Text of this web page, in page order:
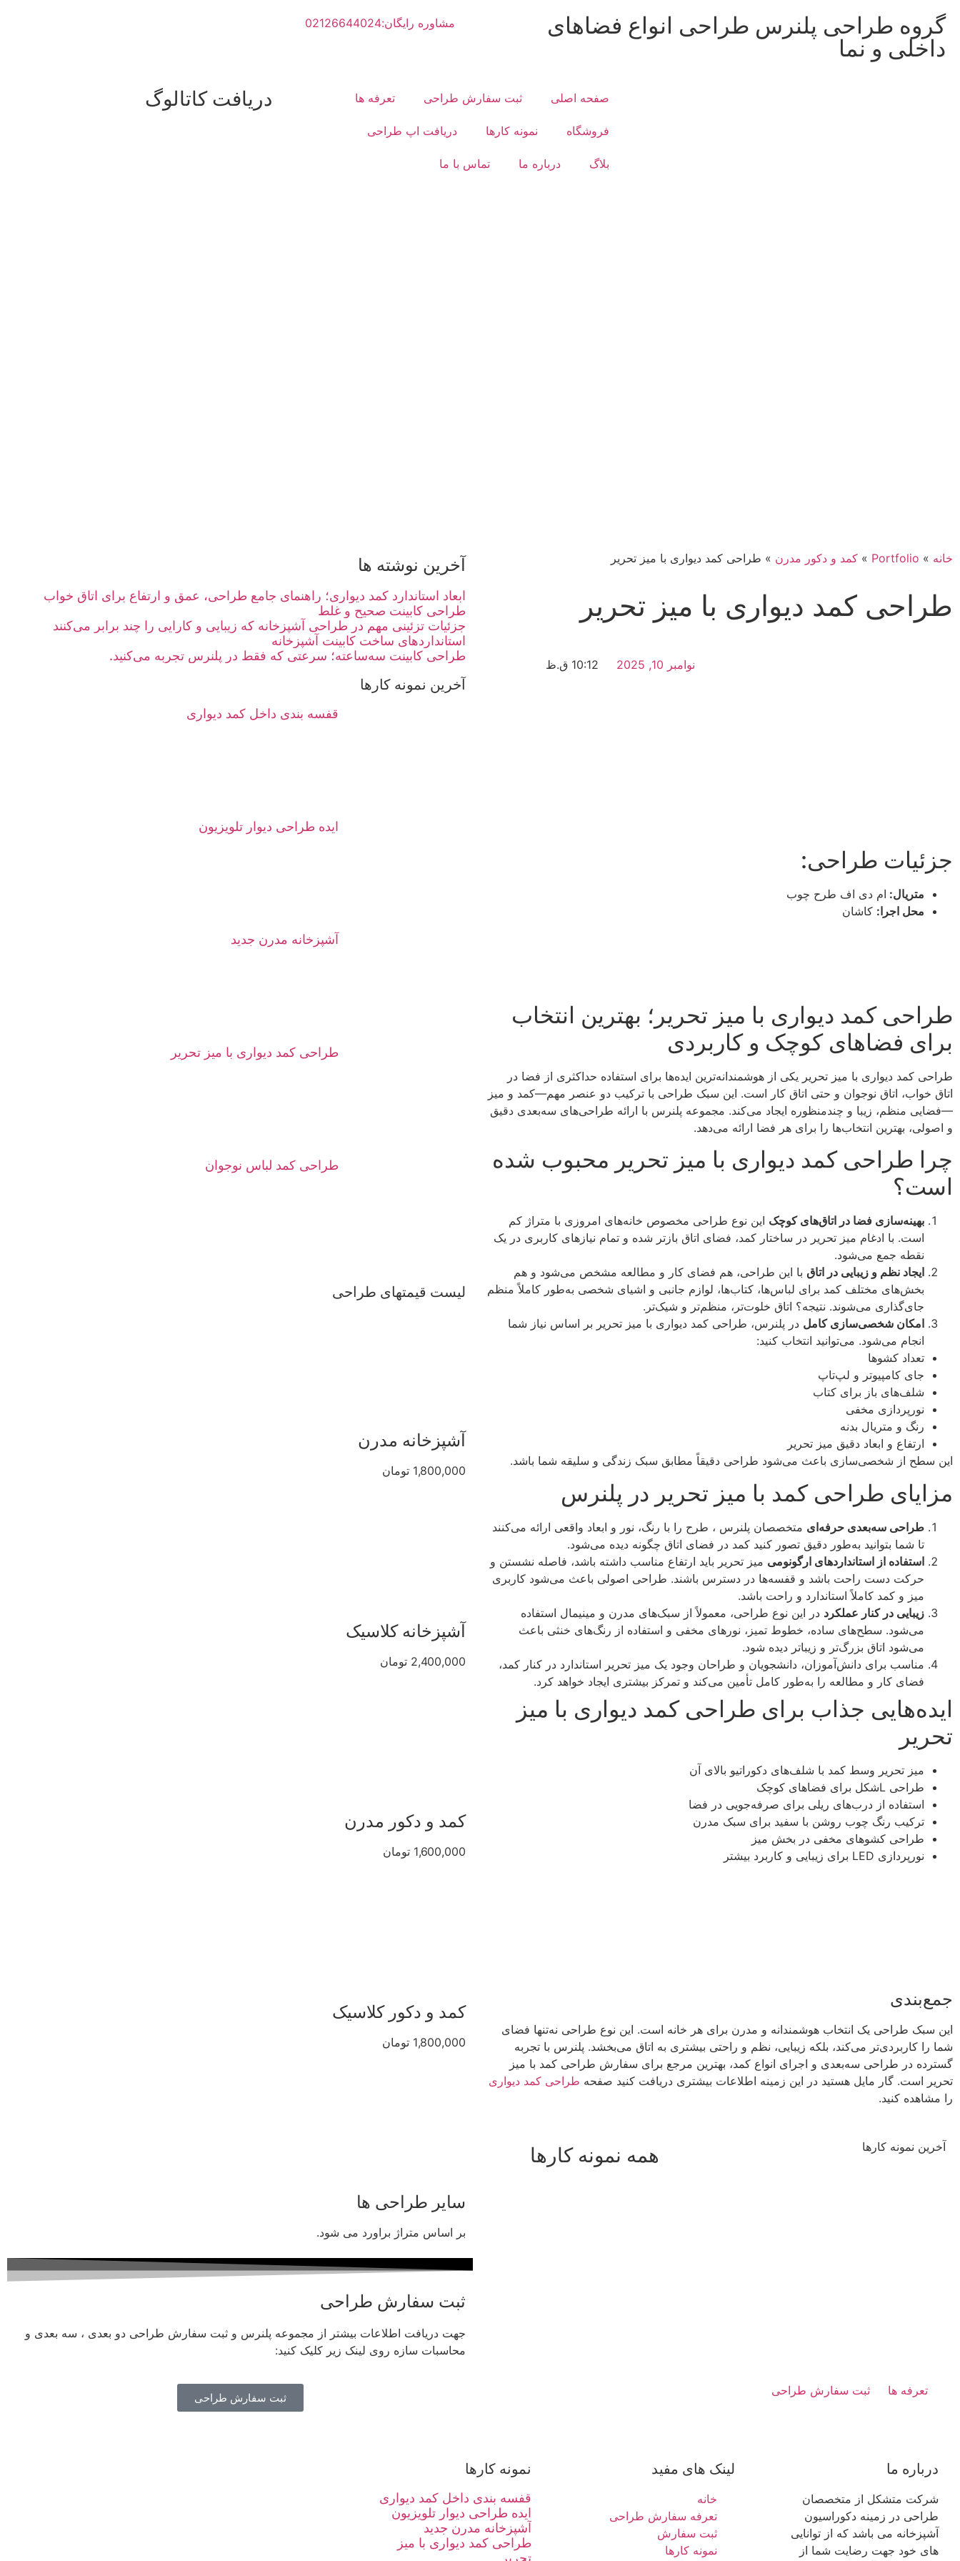
گروه طراحی پلنرس طراحی انواع فضاهای
داخلی و نما
مشاوره رایگان:02126644024
صفحه اصلی ثبت سفارش طراحی تعرفه ها
فروشگاه نمونه کارها دریافت اپ طراحی
بلاگ درباره ما تماس با ما
دریافت کاتالوگ
خانه »
Portfolio
» کمد و دکور مدرن » طراحی کمد دیواری با میز تحریر
طراحی کمد دیواری با میز تحریر
نوامبر 10, 2025 10:12 ق.ظ
جزئیات طراحی:
متریال: ام دی اف طرح چوب
محل اجرا: کاشان
طراحی کمد دیواری با میز تحریر؛ بهترین انتخاب
برای فضاهای کوچک و کاربردی
طراحی کمد دیواری با میز تحریر یکی از هوشمندانه‌ترین ایده‌ها برای استفاده حداکثری از فضا در
اتاق خواب، اتاق نوجوان و حتی اتاق کار است. این سبک طراحی با ترکیب دو عنصر مهم—کمد و میز
—فضایی منظم، زیبا و چند‌منظوره ایجاد می‌کند. مجموعه پلنرس با ارائه طراحی‌های سه‌بعدی دقیق
و اصولی، بهترین انتخاب‌ها را برای هر فضا ارائه می‌دهد.
چرا طراحی کمد دیواری با میز تحریر محبوب شده
است؟
بهینه‌سازی فضا در اتاق‌های کوچک این نوع طراحی مخصوص خانه‌های امروزی با متراژ کم
است. با ادغام میز تحریر در ساختار کمد، فضای اتاق بازتر شده و تمام نیازهای کاربری در یک
نقطه جمع می‌شود.
ایجاد نظم و زیبایی در اتاق با این طراحی، هم فضای کار و مطالعه مشخص می‌شود و هم
بخش‌های مختلف کمد برای لباس‌ها، کتاب‌ها، لوازم جانبی و اشیای شخصی به‌طور کاملاً منظم
جای‌گذاری می‌شوند. نتیجه؟ اتاق خلوت‌تر، منظم‌تر و شیک‌تر.
امکان شخصی‌سازی کامل در پلنرس، طراحی کمد دیواری با میز تحریر بر اساس نیاز شما
انجام می‌شود. می‌توانید انتخاب کنید:
تعداد کشوها
جای کامپیوتر و لپ‌تاپ
شلف‌های باز برای کتاب
نورپردازی مخفی
رنگ و متریال بدنه
ارتفاع و ابعاد دقیق میز تحریر
این سطح از شخصی‌سازی باعث می‌شود طراحی دقیقاً مطابق سبک زندگی و سلیقه شما باشد.
مزایای طراحی کمد با میز تحریر در پلنرس
طراحی سه‌بعدی حرفه‌ای متخصصان پلنرس ، طرح را با رنگ، نور و ابعاد واقعی ارائه می‌کنند
تا شما بتوانید به‌طور دقیق تصور کنید کمد در فضای اتاق چگونه دیده می‌شود.
استفاده از استانداردهای ارگونومی میز تحریر باید ارتفاع مناسب داشته باشد، فاصله نشستن و
حرکت دست راحت باشد و قفسه‌ها در دسترس باشند. طراحی اصولی باعث می‌شود کاربری
میز و کمد کاملاً استاندارد و راحت باشد.
زیبایی در کنار عملکرد در این نوع طراحی، معمولاً از سبک‌های مدرن و مینیمال استفاده
می‌شود. سطح‌های ساده، خطوط تمیز، نورهای مخفی و استفاده از رنگ‌های خنثی باعث
می‌شود اتاق بزرگ‌تر و زیباتر دیده شود.
مناسب برای دانش‌آموزان، دانشجویان و طراحان وجود یک میز تحریر استاندارد در کنار کمد،
فضای کار و مطالعه را به‌طور کامل تأمین می‌کند و تمرکز بیشتری ایجاد خواهد کرد.
ایده‌هایی جذاب برای طراحی کمد دیواری با میز
تحریر
میز تحریر وسط کمد با شلف‌های دکوراتیو بالای آن
طراحی L‌شکل برای فضاهای کوچک
استفاده از درب‌های ریلی برای صرفه‌جویی در فضا
ترکیب رنگ چوب روشن با سفید برای سبک مدرن
طراحی کشوهای مخفی در بخش میز
نورپردازی LED برای زیبایی و کاربرد بیشتر
جمع‌بندی
این سبک طراحی یک انتخاب هوشمندانه و مدرن برای هر خانه است. این نوع طراحی نه‌تنها فضای
شما را کاربردی‌تر می‌کند، بلکه زیبایی، نظم و راحتی بیشتری به اتاق می‌بخشد. پلنرس با تجربه
گسترده در طراحی سه‌بعدی و اجرای انواع کمد، بهترین مرجع برای سفارش طراحی کمد با میز
تحریر است. گار مایل هستید در این زمینه اطلاعات بیشتری دریافت کنید صفحه طراحی کمد دیواری
را مشاهده کنید.
آخرین نمونه کارها همه نمونه کارها
تعرفه ها ثبت سفارش طراحی
آخرین نوشته ها
ابعاد استاندارد کمد دیواری؛ راهنمای جامع طراحی، عمق و ارتفاع برای اتاق خواب
طراحی کابینت صحیح و غلط
جزئیات تزئینی مهم در طراحی آشپزخانه که زیبایی و کارایی را چند برابر می‌کنند
استانداردهای ساخت کابینت آشپزخانه
طراحی کابینت سه‌ساعته؛ سرعتی که فقط در پلنرس تجربه می‌کنید.
آخرین نمونه کارها
قفسه بندی داخل کمد دیواری
ایده طراحی دیوار تلویزیون
آشپزخانه مدرن جدید
طراحی کمد دیواری با میز تحریر
طراحی کمد لباس نوجوان
لیست قیمتهای طراحی
آشپزخانه مدرن
1,800,000 تومان
آشپزخانه کلاسیک
2,400,000 تومان
کمد و دکور مدرن
1,600,000 تومان
کمد و دکور کلاسیک
1,800,000 تومان
سایر طراحی ها
بر اساس متراژ براورد می شود.
ثبت سفارش طراحی
جهت دریافت اطلاعات بیشتر از مجموعه پلنرس و ثبت سفارش طراحی دو بعدی ، سه بعدی و
محاسبات سازه روی لینک زیر کلیک کنید:
ثبت سفارش طراحی
درباره ما
شرکت متشکل از متخصصان
طراحی در زمینه دکوراسیون
آشپزخانه می باشد که از توانایی
های خود جهت رضایت شما از
لینک های مفید
خانه
تعرفه سفارش طراحی
ثبت سفارش
نمونه کارها
نمونه کارها
قفسه بندی داخل کمد دیواری
ایده طراحی دیوار تلویزیون
آشپزخانه مدرن جدید
طراحی کمد دیواری با میز
تحریر